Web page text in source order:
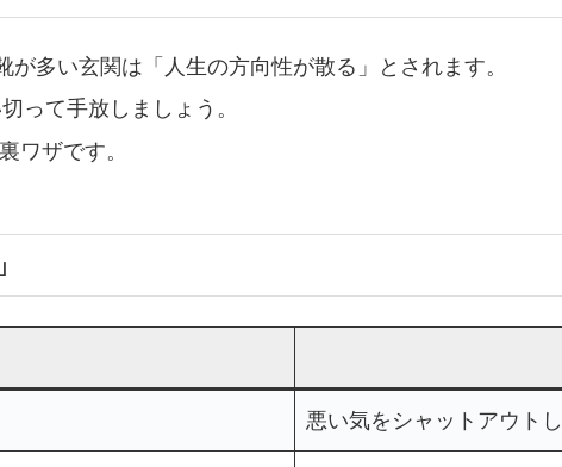
が多い玄関は「人生の方向性が散る」とされます。
って手放しましょう。
ワザです。
悪い気をシャットアウト